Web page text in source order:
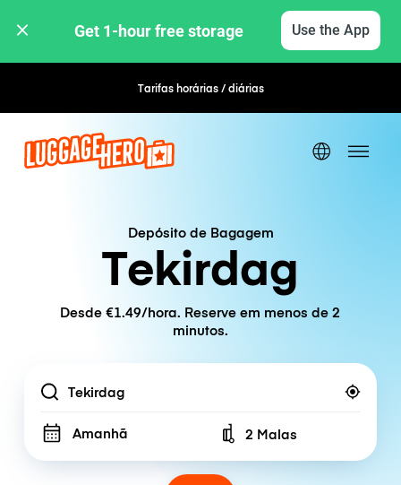
Get 1-hour free storage Use the App
Tarifas horárias / diárias Reserva flexível
Depósito de Bagagem
Tekirdag
Desde €1.49/hora. Reserve em menos de 2
minutos.
Location
Amanhã Number of bags
2 Malas